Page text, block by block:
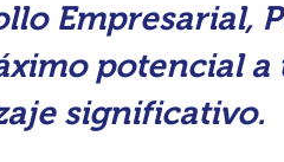
Empresarial,
potencial a
significativo.